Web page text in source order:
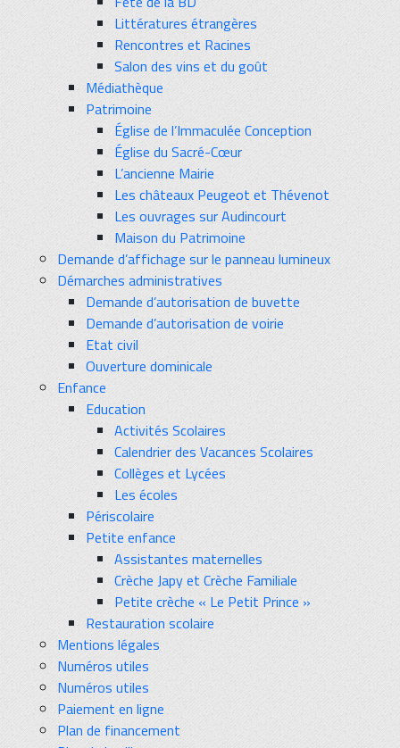
Littératures étrangères
Rencontres et Racines
Salon des vins et du goût
Médiathèque
Patrimoine
Église de l’Immaculée Conception
Église du Sacré-Cœur
L’ancienne Mairie
Les châteaux Peugeot et Thévenot
Les ouvrages sur Audincourt
Maison du Patrimoine
Demande d’affichage sur le panneau lumineux
Démarches administratives
Demande d’autorisation de buvette
Demande d’autorisation de voirie
Etat civil
Ouverture dominicale
Enfance
Education
Activités Scolaires
Calendrier des Vacances Scolaires
Collèges et Lycées
Les écoles
Périscolaire
Petite enfance
Assistantes maternelles
Crèche Japy et Crèche Familiale
Petite crèche « Le Petit Prince »
Restauration scolaire
Mentions légales
Numéros utiles
Numéros utiles
Paiement en ligne
Plan de financement